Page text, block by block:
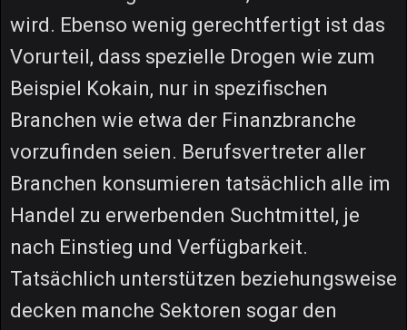
wird. Ebenso wenig gerechtfertigt ist das
Vorurteil, dass spezielle Drogen wie zum
Beispiel Kokain, nur in spezifischen
Branchen wie etwa der Finanzbranche
vorzufinden seien. Berufsvertreter aller
Branchen konsumieren tatsächlich alle im
Handel zu erwerbenden Suchtmittel, je
nach Einstieg und Verfügbarkeit.
Tatsächlich unterstützen beziehungsweise
decken manche Sektoren sogar den